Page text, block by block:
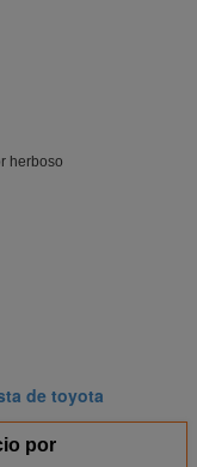
herboso
de toyota
por